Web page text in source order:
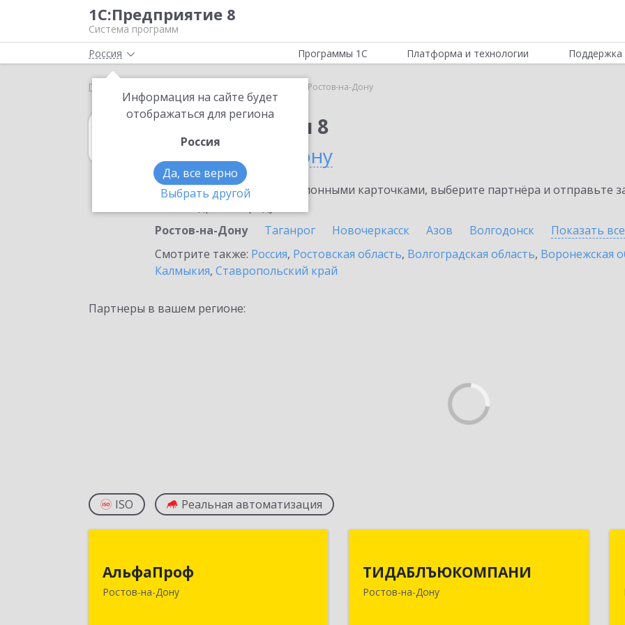
1С:Предприятие 8
Система программ
Россия
Информация на сайте будет
отображаться для региона
Россия
Да, все верно
Выбрать другой
Программы 1С Платформа и технологии Поддержка
Главная Ростов-на-Дону
1С:Бухгалтерия 8
в Ростове-на-Дону
Ознакомьтесь с информационными карточками, выберите партнёра и отправьте
Ростов-на-Дону
Таганрог Новочеркасск Азов Волгодонск Показать
Смотрите также: Россия, Ростовская область, Волгоградская область, Воронежская
Калмыкия, Ставропольский край
Партнеры в вашем регионе:
ISO Реальная автоматизация
АльфаПроф
Ростов-на-Дону
344082, Ростовская обл, город
Ростов-на-Дону г.о., Ростов-на-Дону
ТИДАБЛЪЮКОМПАНИ
Ростов-на-Дону
344092, Ростовская обл, г.о. Город
Ростов-На-Дону, Ростов-на-Дону г,